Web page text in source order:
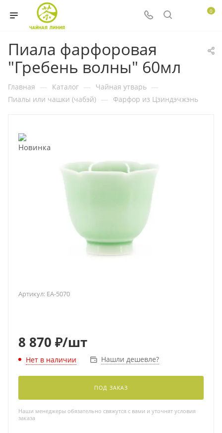
0
Пиала фарфоровая
"Гребень волны" 60мл
Главная — Каталог — Чайная утварь —
Пиалы или чашки (чабэй) — Фарфор из Цзиндэчжэнь
Артикул: EA-5070
8 870 ₽/шт
Нет в наличии Нашли дешевле?
ПОД ЗАКАЗ
Наши менеджеры обязательно свяжутся с вами и уточнят условия
заказа